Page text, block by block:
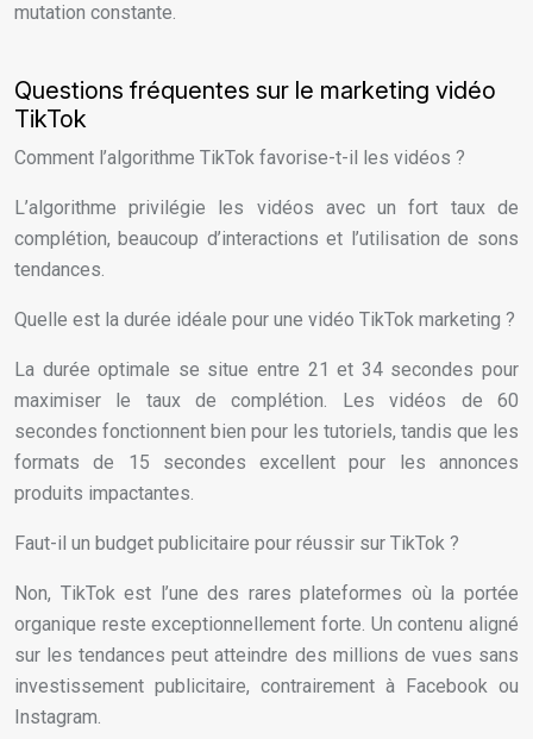
mutation constante.
Questions fréquentes sur le marketing vidéo
TikTok
Comment l’algorithme TikTok favorise-t-il les vidéos ?
L’algorithme privilégie les vidéos avec un fort taux de
complétion, beaucoup d’interactions et l’utilisation de sons
tendances.
Quelle est la durée idéale pour une vidéo TikTok marketing ?
La durée optimale se situe entre 21 et 34 secondes pour
maximiser le taux de complétion. Les vidéos de 60
secondes fonctionnent bien pour les tutoriels, tandis que les
formats de 15 secondes excellent pour les annonces
produits impactantes.
Faut-il un budget publicitaire pour réussir sur TikTok ?
Non, TikTok est l’une des rares plateformes où la portée
organique reste exceptionnellement forte. Un contenu aligné
sur les tendances peut atteindre des millions de vues sans
investissement publicitaire, contrairement à Facebook ou
Instagram.